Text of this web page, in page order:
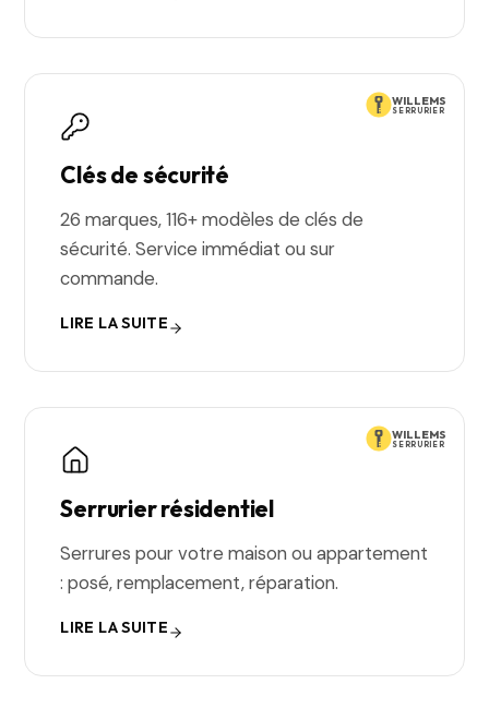
WILLEMS
SERRURIER
Clés de sécurité
26 marques, 116+ modèles de clés de
sécurité. Service immédiat ou sur
commande.
LIRE LA SUITE
WILLEMS
SERRURIER
Serrurier résidentiel
Serrures pour votre maison ou appartement
: posé, remplacement, réparation.
LIRE LA SUITE